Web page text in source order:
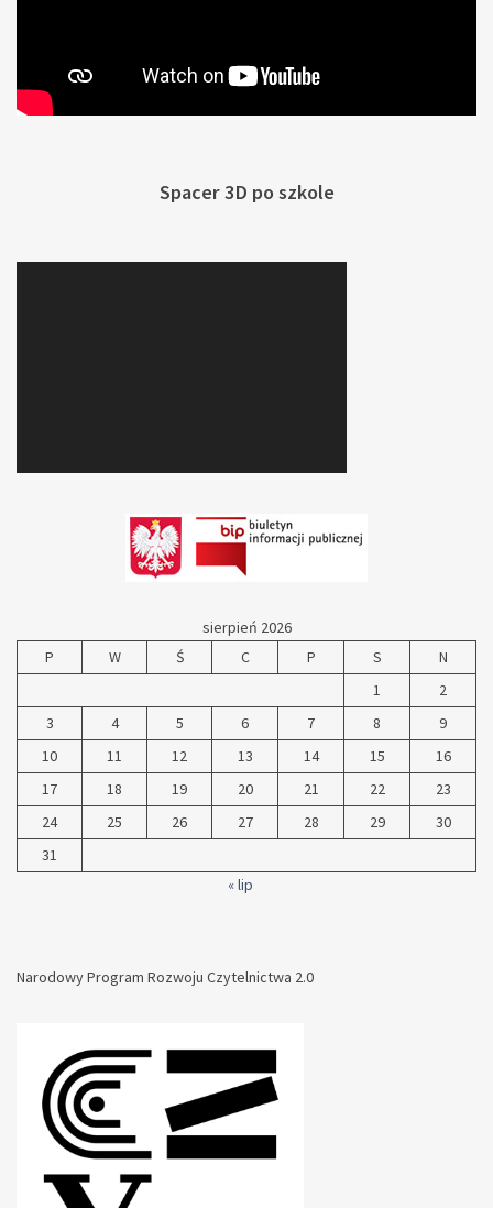
Spacer 3D po szkole
sierpień 2026
P
W Ś C P S
N
1
2
3
4 5 6 7 8
9
10
11 12 13 14 15
16
17
18 19 20 21 22
23
24
25 26 27 28 29
30
31
« lip
Narodowy Program Rozwoju Czytelnictwa 2.0